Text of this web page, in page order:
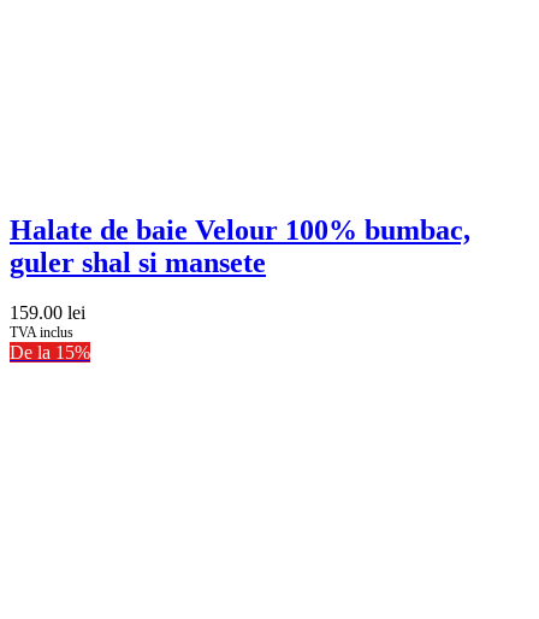
Halate de baie Velour 100% bumbac,
guler shal si mansete
159.00 lei
TVA inclus
De la 15%